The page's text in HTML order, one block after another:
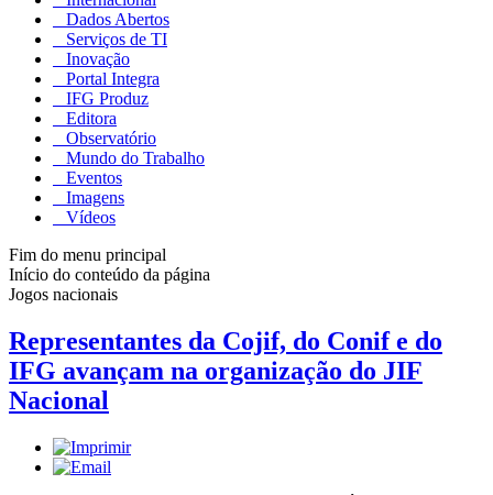
Dados Abertos
Serviços de TI
Inovação
Portal Integra
IFG Produz
Editora
Observatório
Mundo do Trabalho
Eventos
Imagens
Vídeos
Fim do menu principal
Início do conteúdo da página
Jogos nacionais
Representantes da Cojif, do Conif e do
IFG avançam na organização do JIF
Nacional